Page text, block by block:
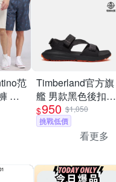
范
男
閒
裝
節
Timberland官方旗
艦 男款黑色後扣式
涼鞋|A6DPPETY
$950 $1,050
挑戰低價
看更多